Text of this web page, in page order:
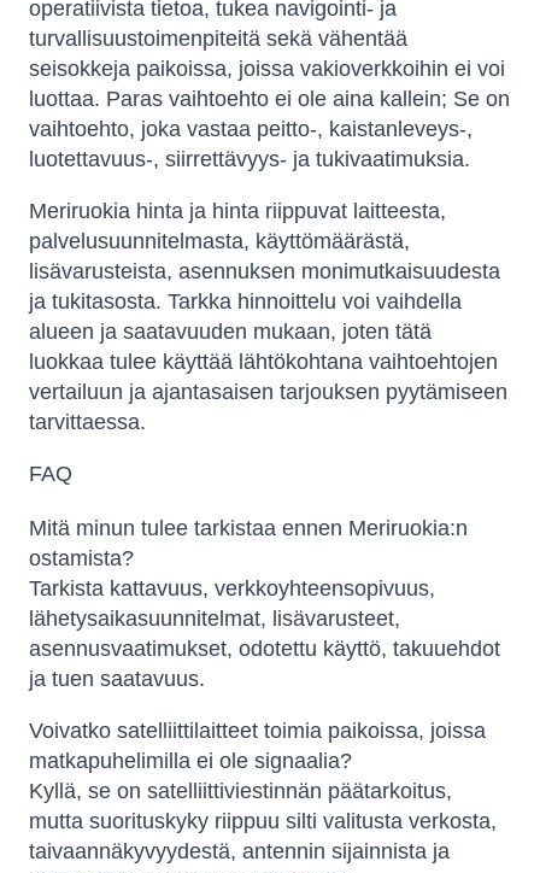
operatiivista tietoa, tukea navigointi- ja
turvallisuustoimenpiteitä sekä vähentää
seisokkeja paikoissa, joissa vakioverkkoihin ei voi
luottaa. Paras vaihtoehto ei ole aina kallein; Se on
vaihtoehto, joka vastaa peitto-, kaistanleveys-,
luotettavuus-, siirrettävyys- ja tukivaatimuksia.
Meriruokia hinta ja hinta riippuvat laitteesta,
palvelusuunnitelmasta, käyttömäärästä,
lisävarusteista, asennuksen monimutkaisuudesta
ja tukitasosta. Tarkka hinnoittelu voi vaihdella
alueen ja saatavuuden mukaan, joten tätä
luokkaa tulee käyttää lähtökohtana vaihtoehtojen
vertailuun ja ajantasaisen tarjouksen pyytämiseen
tarvittaessa.
FAQ
Mitä minun tulee tarkistaa ennen Meriruokia:n
ostamista?
Tarkista kattavuus, verkkoyhteensopivuus,
lähetysaikasuunnitelmat, lisävarusteet,
asennusvaatimukset, odotettu käyttö, takuuehdot
ja tuen saatavuus.
Voivatko satelliittilaitteet toimia paikoissa, joissa
matkapuhelimilla ei ole signaalia?
Kyllä, se on satelliittiviestinnän päätarkoitus,
mutta suorituskyky riippuu silti valitusta verkosta,
taivaannäkyvyydestä, antennin sijainnista ja